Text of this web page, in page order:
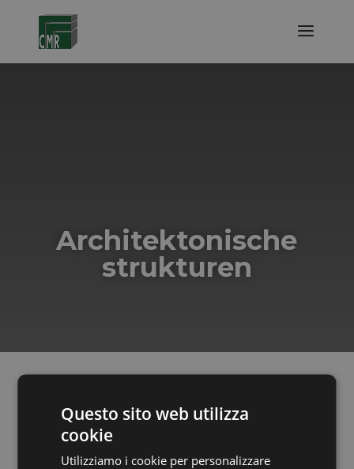
Architektonische
strukturen
SCOPRI LE ALTRE REALIZZAZIONI
Questo sito web utilizza
cookie
Utilizziamo i cookie per personalizzare